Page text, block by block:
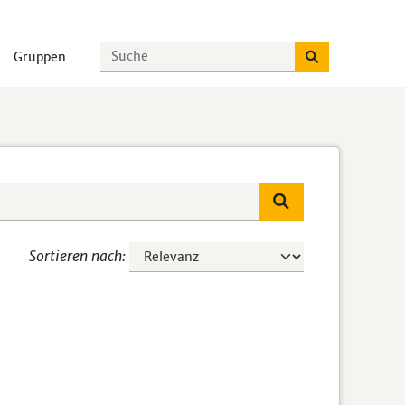
Gruppen
Sortieren nach